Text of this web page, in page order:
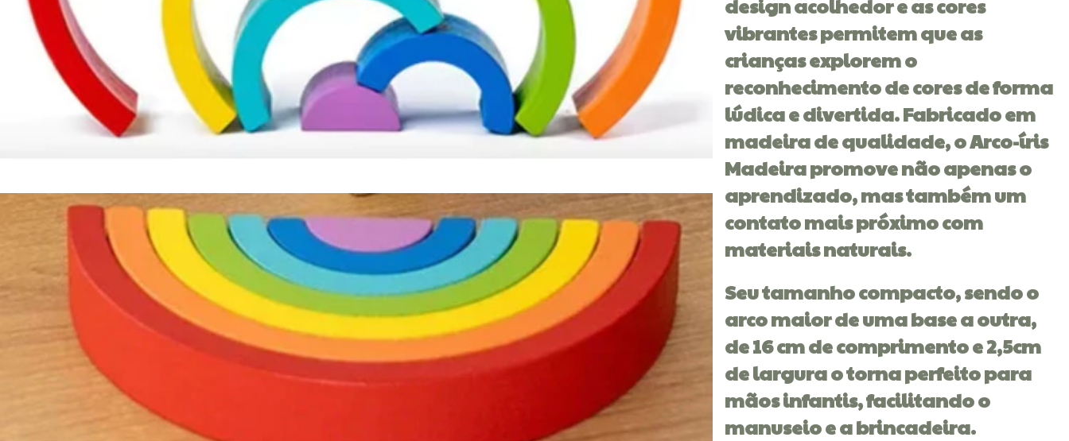
design acolhedor e as cores
vibrantes permitem que as
crianças explorem o
reconhecimento de cores de forma
lúdica e divertida. Fabricado em
madeira de qualidade, o Arco-íris
Madeira promove não apenas o
aprendizado, mas também um
contato mais próximo com
materiais naturais.
Seu tamanho compacto, sendo o
arco maior de uma base a outra,
de 16 cm de comprimento e 2,5cm
de largura o torna perfeito para
mãos infantis, facilitando o
manuseio e a brincadeira.